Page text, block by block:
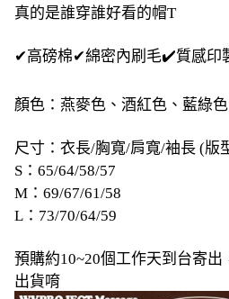
真的是誰穿誰好看的帽T
✔高磅棉✔綿密內刷毛✔️質感印
顏色：燕麥色、酒紅色、藍綠色
尺寸：衣長/胸寬/肩寬/袖長 (版
S：65/64/58/57
M：69/67/61/58
L：73/70/64/59
預購約10~20個工作天到台寄
出貨唷